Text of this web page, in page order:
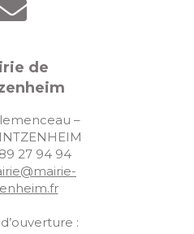
de
–
27 94 94
: